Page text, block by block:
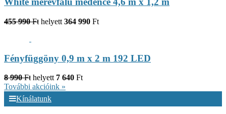
455 990 Ft helyett 364 990 Ft
Fényfüggöny 0,9 m x 2 m 192 LED
8 990 Ft helyett 7 640 Ft
További akcióink »
Kínálatunk